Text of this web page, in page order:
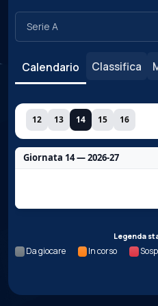
Calendario Classifica
12 13 14 15 16
Giornata 14 — 2026-27
Legenda
Da giocare In corso